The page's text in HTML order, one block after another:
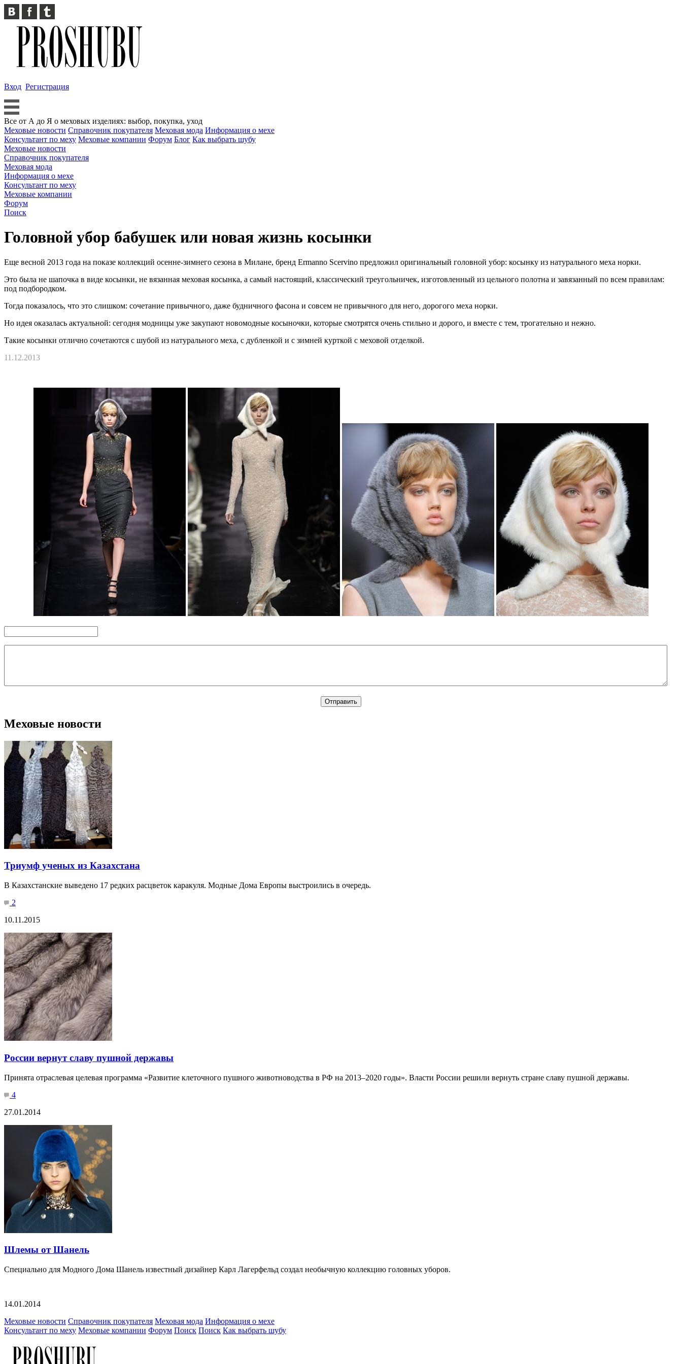
Вход Регистрация
Все от А до Я о меховых изделиях: выбор, покупка, уход
Меховые новости Справочник покупателя Меховая мода Информация о мехе
Консультант по меху Меховые компании Форум Блог Как выбрать шубу
Меховые новости
Справочник покупателя
Меховая мода
Информация о мехе
Консультант по меху
Меховые компании
Форум
Поиск
Головной убор бабушек или новая жизнь косынки
Еще весной 2013 года на показе коллекций осенне-зимнего сезона в Милане, бренд Ermanno Scervino предложил оригинальный головной убор: косынку из натурального меха норки.
Это была не шапочка в виде косынки, не вязанная меховая косынка, а самый настоящий, классический треугольничек, изготовленный из цельного полотна и завязанный по всем правилам:
под подбородком.
Тогда показалось, что это слишком: сочетание привычного, даже будничного фасона и совсем не привычного для него, дорогого меха норки.
Но идея оказалась актуальной: сегодня модницы уже закупают новомодные косыночки, которые смотрятся очень стильно и дорого, и вместе с тем, трогательно и нежно.
Такие косынки отлично сочетаются с шубой из натурального меха, с дубленкой и с зимней курткой с меховой отделкой.
11.12.2013
Меховые новости
Триумф ученых из Казахстана
В Казахстанские выведено 17 редких расцветок каракуля. Модные Дома Европы выстроились в очередь.
2
10.11.2015
России вернут славу пушной державы
Принята отраслевая целевая программа «Развитие клеточного пушного животноводства в РФ на 2013–2020 годы». Власти России решили вернуть стране славу пушной державы.
4
27.01.2014
Шлемы от Шанель
Специально для Модного Дома Шанель известный дизайнер Карл Лагерфельд создал необычную коллекцию головных уборов.
14.01.2014
Меховые новости Справочник покупателя Меховая мода Информация о мехе
Консультант по меху Меховые компании Форум Поиск Поиск Как выбрать шубу